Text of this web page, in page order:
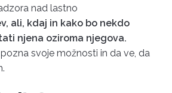
nad lastno
ali, kdaj in kako bo nekdo
njena oziroma njegova.
svoje možnosti in da ve, da